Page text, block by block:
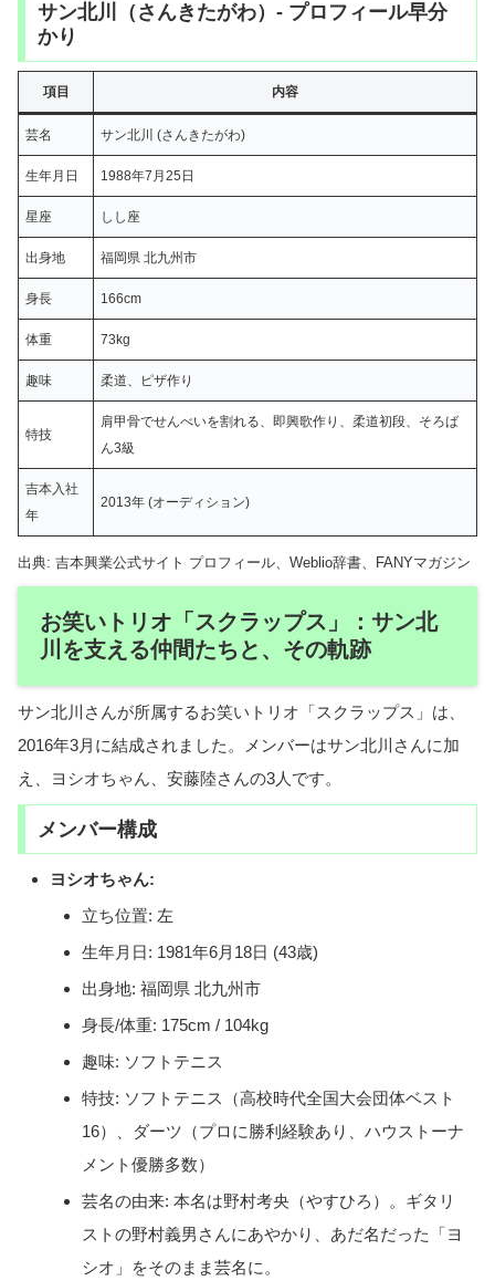
サン北川（さんきたがわ）- プロフィール早分
かり
項目 内容
芸名 サン北川 (さんきたがわ)
生年月日 1988年7月25日
星座 しし座
出身地 福岡県 北九州市
身長 166cm
体重 73kg
趣味 柔道、ピザ作り
特技
肩甲骨でせんべいを割れる、即興歌作り、柔道初段、そろば
ん3級
吉本入社
年
2013年 (オーディション)
出典: 吉本興業公式サイト プロフィール、Weblio辞書、FANYマガジン
お笑いトリオ「スクラップス」：サン北
川を支える仲間たちと、その軌跡
サン北川さんが所属するお笑いトリオ「スクラップス」は、
2016年3月に結成されました。メンバーはサン北川さんに加
え、ヨシオちゃん、安藤陸さんの3人です。
メンバー構成
ヨシオちゃん:
立ち位置: 左
生年月日: 1981年6月18日 (43歳)
出身地: 福岡県 北九州市
身長/体重: 175cm / 104kg
趣味: ソフトテニス
特技: ソフトテニス（高校時代全国大会団体ベスト
16）、ダーツ（プロに勝利経験あり、ハウストーナ
メント優勝多数）
芸名の由来: 本名は野村考央（やすひろ）。ギタリ
ストの野村義男さんにあやかり、あだ名だった「ヨ
シオ」をそのまま芸名に。